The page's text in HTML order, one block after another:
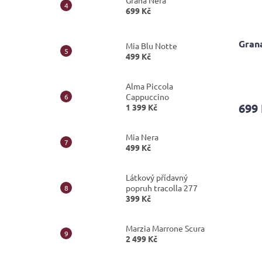
699 Kč
Mia Blu Notte
499 Kč
Alma Piccola
Cappuccino
1 399 Kč
Mia Nera
499 Kč
Látkový přídavný
popruh tracolla 277
399 Kč
Marzia Marrone Scura
2 499 Kč
je
699